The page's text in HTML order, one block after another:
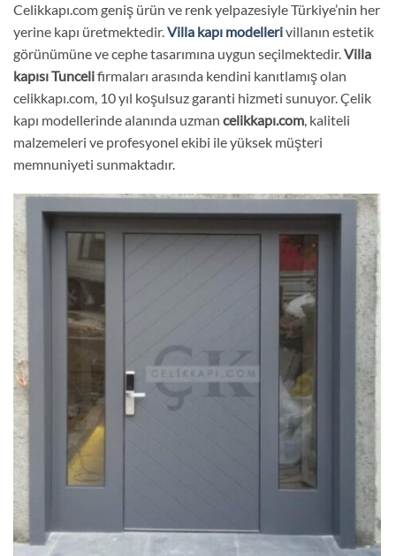
Celikkapı.com geniş ürün ve renk yelpazesiyle Türkiye’nin her
yerine kapı üretmektedir.Villa kapı modellerivillanın estetik
görünümüne ve cephe tasarımına uygun seçilmektedir.Villa
kapısı Tuncelifirmaları arasında kendini kanıtlamış olan
celikkapı.com, 10 yıl koşulsuz garanti hizmeti sunuyor. Çelik
kapı modellerinde alanında uzman celikkapı.com, kaliteli
malzemeleri ve profesyonel ekibi ile yüksek müşteri
memnuniyeti sunmaktadır.